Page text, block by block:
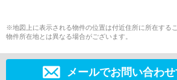
※地図上に表示される物件の位置は付近住所に所在する
物件所在地とは異なる場合がございます。
メールでお問い合わ